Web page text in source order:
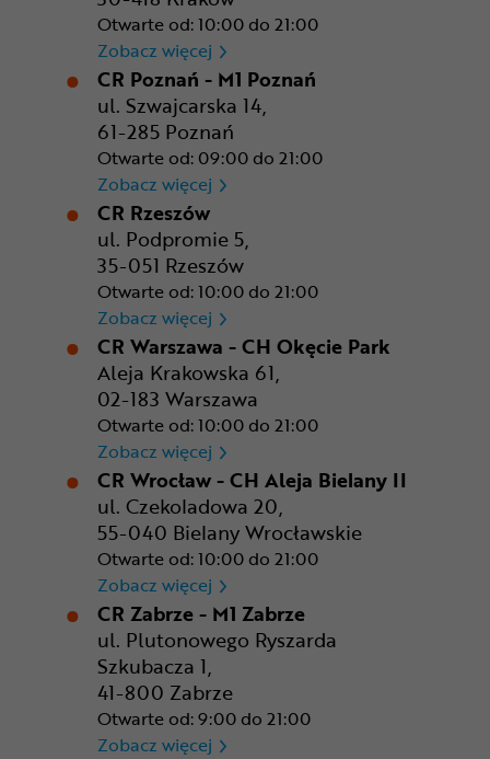
Otwarte od: 10:00 do 21:00
Zobacz więcej CR Kraków - Solvay Park
CR Poznań - M1 Poznań
ul. Szwajcarska 14,
61-285 Poznań
Otwarte od: 09:00 do 21:00
Zobacz więcej CR Poznań - M1 Poznań
CR Rzeszów
ul. Podpromie 5,
35-051 Rzeszów
Otwarte od: 10:00 do 21:00
Zobacz więcej CR Rzeszów
CR Warszawa - CH Okęcie Park
Aleja Krakowska 61,
02-183 Warszawa
Otwarte od: 10:00 do 21:00
Zobacz więcej CR Warszawa - CH Okęcie
CR Wrocław - CH Aleja Bielany II
ul. Czekoladowa 20,
55-040 Bielany Wrocławskie
Otwarte od: 10:00 do 21:00
Zobacz więcej CR Wrocław - CH Aleja
CR Zabrze - M1 Zabrze
ul. Plutonowego Ryszarda
Szkubacza 1,
41-800 Zabrze
Otwarte od: 9:00 do 21:00
Zobacz więcej CR Zabrze - M1 Zabrze